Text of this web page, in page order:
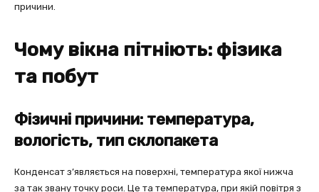
причини.
Чому вікна пітніють: фізика
та побут
Фізичні причини: температура,
вологість, тип склопакета
Конденсат з’являється на поверхні, температура якої нижча
за так звану точку роси. Це та температура, при якій повітря з